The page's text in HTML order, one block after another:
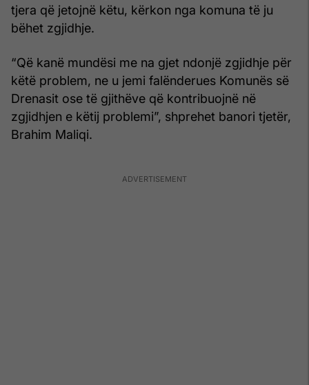
tjera që jetojnë këtu, kërkon nga komuna të ju
bëhet zgjidhje.
“Që kanë mundësi me na gjet ndonjë zgjidhje për
këtë problem, ne u jemi falënderues Komunës së
Drenasit ose të gjithëve që kontribuojnë në
zgjidhjen e këtij problemi”, shprehet banori tjetër,
Brahim Maliqi.